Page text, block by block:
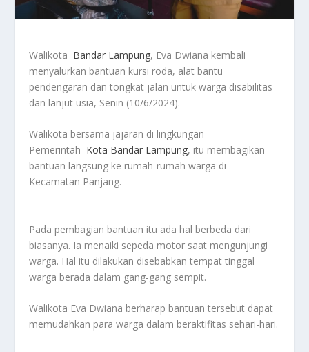
Walikota Bandar Lampung, Eva Dwiana kembali
menyalurkan bantuan kursi roda, alat bantu
pendengaran dan tongkat jalan untuk warga disabilitas
dan lanjut usia, Senin (10/6/2024).
Walikota bersama jajaran di lingkungan
Pemerintah Kota Bandar Lampung, itu membagikan
bantuan langsung ke rumah-rumah warga di
Kecamatan Panjang.
Pada pembagian bantuan itu ada hal berbeda dari
biasanya. Ia menaiki sepeda motor saat mengunjungi
warga. Hal itu dilakukan disebabkan tempat tinggal
warga berada dalam gang-gang sempit.
Walikota Eva Dwiana berharap bantuan tersebut dapat
memudahkan para warga dalam beraktifitas sehari-hari.